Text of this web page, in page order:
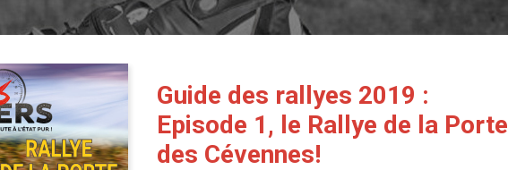
Guide des rallyes 2019 :
Episode 1, le Rallye de la Porte
des Cévennes!